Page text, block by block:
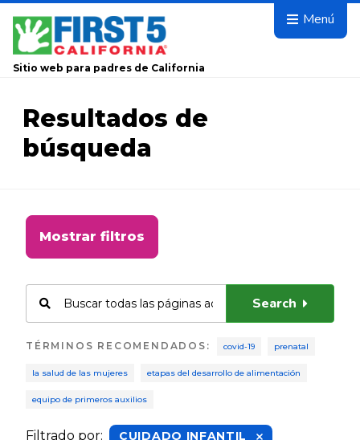
Avanza
Menú
Sitio web para padres de California
Resultados de
búsqueda
Mostrar filtros
Search
TÉRMINOS RECOMENDADOS : covid-19 prenatal
la salud de las mujeres etapas del desarrollo de alimentación
equipo de primeros auxilios
Filtrado por: CUIDADO INFANTIL